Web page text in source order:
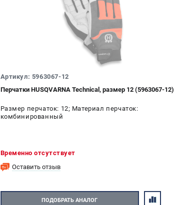
Артикул: 5963067-12
Перчатки HUSQVARNA Technical, размер 12 (5963067-12)
Размер перчаток: 12; Материал перчаток:
комбинированный
Временно отсутствует
Оставить отзыв
ПОДОБРАТЬ АНАЛОГ